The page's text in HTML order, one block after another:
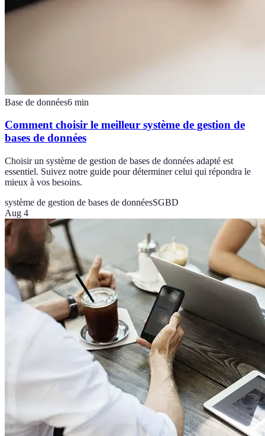
Base de données6 min
Comment choisir le meilleur système de gestion de
bases de données
Choisir un système de gestion de bases de données adapté est
essentiel. Suivez notre guide pour déterminer celui qui répondra le
mieux à vos besoins.
système de gestion de bases de donnéesSGBD
Aug 4